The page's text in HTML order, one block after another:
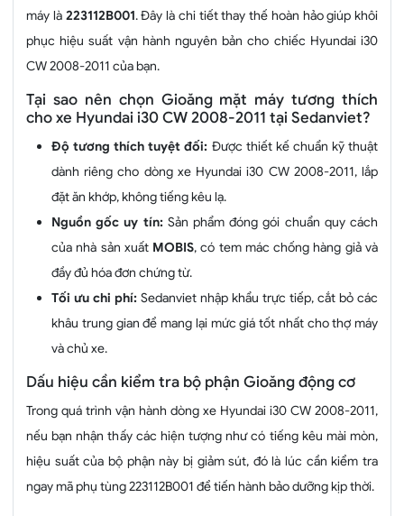
máy là 223112B001. Đây là chi tiết thay thế hoàn hảo giúp khôi
phục hiệu suất vận hành nguyên bản cho chiếc Hyundai i30
CW 2008-2011 của bạn.
Tại sao nên chọn Gioăng mặt máy tương thích
cho xe Hyundai i30 CW 2008-2011 tại Sedanviet?
Độ tương thích tuyệt đối: Được thiết kế chuẩn kỹ thuật
dành riêng cho dòng xe Hyundai i30 CW 2008-2011, lắp
đặt ăn khớp, không tiếng kêu lạ.
Nguồn gốc uy tín: Sản phẩm đóng gói chuẩn quy cách
của nhà sản xuất MOBIS, có tem mác chống hàng giả và
đầy đủ hóa đơn chứng từ.
Tối ưu chi phí: Sedanviet nhập khẩu trực tiếp, cắt bỏ các
khâu trung gian để mang lại mức giá tốt nhất cho thợ máy
và chủ xe.
Dấu hiệu cần kiểm tra bộ phận Gioăng động cơ
Trong quá trình vận hành dòng xe Hyundai i30 CW 2008-2011,
nếu bạn nhận thấy các hiện tượng như có tiếng kêu mài mòn,
hiệu suất của bộ phận này bị giảm sút, đó là lúc cần kiểm tra
ngay mã phụ tùng 223112B001 để tiến hành bảo dưỡng kịp thời.